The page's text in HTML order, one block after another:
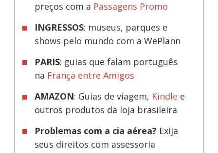
preços com a Passagens Promo
INGRESSOS: museus, parques e
shows pelo mundo com a WePlann
PARIS: guias que falam português
na França entre Amigos
AMAZON: Guias de viagem, Kindle e
outros produtos da loja brasileira
Problemas com a cia aérea? Exija
seus direitos com assessoria